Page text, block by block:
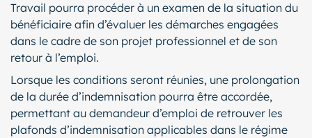
Travail pourra procéder à un examen de la situation du
bénéficiaire afin d’évaluer les démarches engagées
dans le cadre de son projet professionnel et de son
retour à l’emploi.
Lorsque les conditions seront réunies, une prolongation
de la durée d’indemnisation pourra être accordée,
permettant au demandeur d’emploi de retrouver les
plafonds d’indemnisation applicables dans le régime